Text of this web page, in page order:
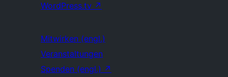
WordPress.tv ↗
Mitwirken (engl.)
Veranstaltungen
Spenden (engl.) ↗